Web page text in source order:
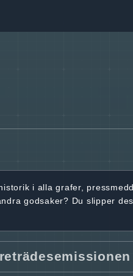
i alla grafer,
godsaker? Du slipper